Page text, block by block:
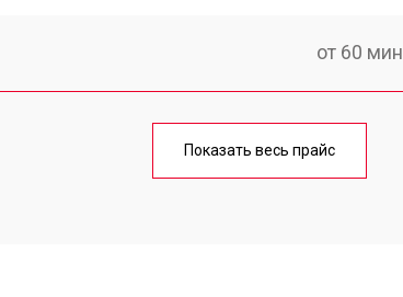
от 60 мин
от 50 мин
Показать весь прайс